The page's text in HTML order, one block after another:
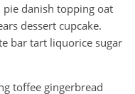
pie danish topping oat
dessert cupcake.
bar tart liquorice sugar
toffee gingerbread